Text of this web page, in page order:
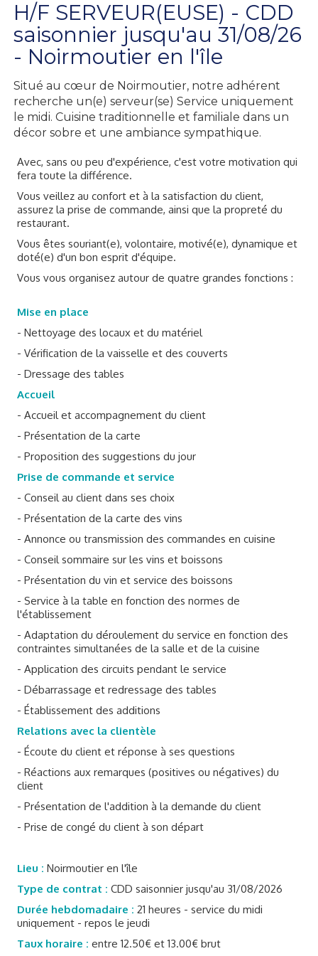
H/F SERVEUR(EUSE) - CDD
saisonnier jusqu'au 31/08/26
- Noirmoutier en l'île
Situé au cœur de Noirmoutier, notre adhérent
recherche un(e) serveur(se) Service uniquement
le midi. Cuisine traditionnelle et familiale dans un
décor sobre et une ambiance sympathique.
Avec, sans ou peu d'expérience, c'est votre motivation qui
fera toute la différence.
Vous veillez au confort et à la satisfaction du client,
assurez la prise de commande, ainsi que la propreté du
restaurant.
Vous êtes souriant(e), volontaire, motivé(e), dynamique et
doté(e) d'un bon esprit d'équipe.
Vous vous organisez autour de quatre grandes fonctions :
Mise en place
- Nettoyage des locaux et du matériel
- Vérification de la vaisselle et des couverts
- Dressage des tables
Accueil
- Accueil et accompagnement du client
- Présentation de la carte
- Proposition des suggestions du jour
Prise de commande et service
- Conseil au client dans ses choix
- Présentation de la carte des vins
- Annonce ou transmission des commandes en cuisine
- Conseil sommaire sur les vins et boissons
- Présentation du vin et service des boissons
- Service à la table en fonction des normes de
l'établissement
- Adaptation du déroulement du service en fonction des
contraintes simultanées de la salle et de la cuisine
- Application des circuits pendant le service
- Débarrassage et redressage des tables
- Établissement des additions
Relations avec la clientèle
- Écoute du client et réponse à ses questions
- Réactions aux remarques (positives ou négatives) du
client
- Présentation de l'addition à la demande du client
- Prise de congé du client à son départ
Lieu : Noirmoutier en l'île
Type de contrat : CDD saisonnier jusqu'au 31/08/2026
Durée hebdomadaire : 21 heures - service du midi
uniquement - repos le jeudi
Taux horaire : entre 12.50€ et 13.00€ brut